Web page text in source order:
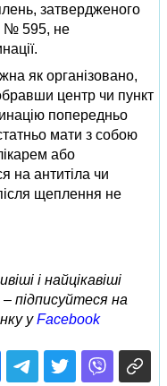
затвердженого
№ 595, не
як організовано,
центр чи пункт
попередньо
мати з собою
або
на антитіла чи
щеплення не
і найцікавіші
підписуйтеся на
уFacebook